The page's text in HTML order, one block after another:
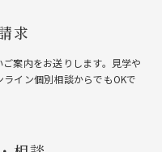
求
ご案内をお送りします。⾒学や
ライン個別相談からでもOKで